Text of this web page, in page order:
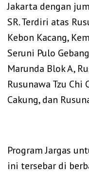
Jakarta dengan
SR. Terdiri atas
Kebon Kacang,
Seruni Pulo
Marunda Blok A,
Rusunawa Tzu Chi
Cakung, dan
‎Program Jargas
ini tersebar di